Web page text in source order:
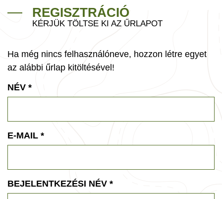
REGISZTRÁCIÓ
KÉRJÜK TÖLTSE KI AZ ŰRLAPOT
Ha még nincs felhasználóneve, hozzon létre egyet
az alábbi űrlap kitöltésével!
NÉV *
E-MAIL *
BEJELENTKEZÉSI NÉV *